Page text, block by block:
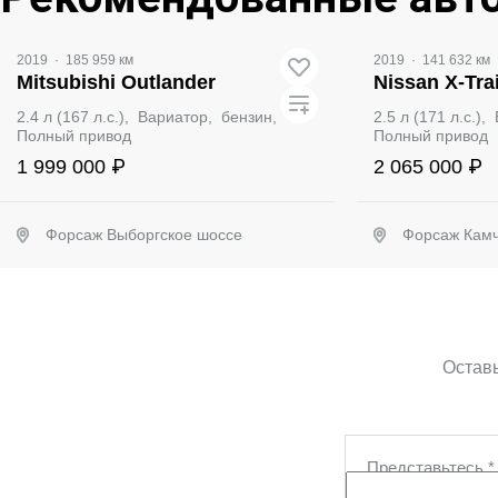
2019 · 185 959 км
Mitsubishi Outlander
2.4 л (167 л.с.), Вариатор, бензин,
Полный привод
1 999 000 ₽
Форсаж Выборгское шоссе
2019 · 141 632 км
Nissan X-
2.5 л (171 л.с.),
Полный привод
2 065 000 ₽
Форсаж
Представьтесь*